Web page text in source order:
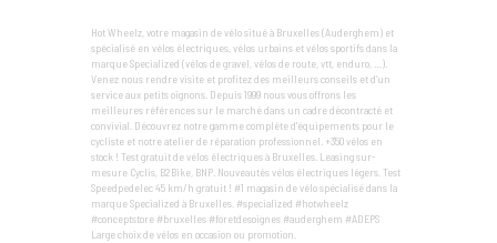
Hot Wheelz, votre magasin de vélo situé à Bruxelles (Auderghem) et
spécialisé en vélos électriques, vélos urbains et vélos sportifs dans la
marque Specialized (vélos de gravel, vélos de route, vtt, enduro, …).
Venez nous rendre visite et profitez des meilleurs conseils et d’un
service aux petits oignons. Depuis 1999 nous vous offrons les
meilleures références sur le marché dans un cadre décontracté et
convivial. Découvrez notre gamme complète d'équipements pour le
cycliste et notre atelier de réparation professionnel. +350 vélos en
stock ! Test gratuit de vélos électriques à Bruxelles. Leasing sur-
mesure Cyclis, B2Bike, BNP. Nouveautés vélos électriques légers. Test
Speedpedelec 45 km/h gratuit ! #1 magasin de vélo spécialisé dans la
marque Specialized à Bruxelles. #specialized #hotwheelz
#conceptstore #bruxelles #foretdesoignes #auderghem #ADEPS
Large choix de vélos en occasion ou promotion.